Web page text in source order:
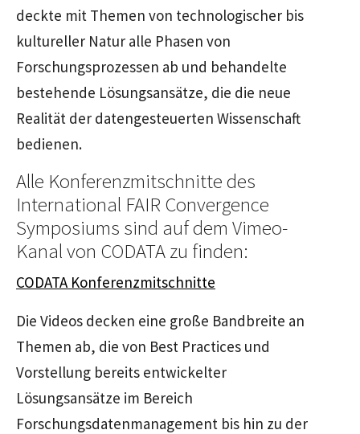
deckte mit Themen von technologischer bis
kultureller Natur alle Phasen von
Forschungsprozessen ab und behandelte
bestehende Lösungsansätze, die die neue
Realität der datengesteuerten Wissenschaft
bedienen.
Alle Konferenzmitschnitte des
International FAIR Convergence
Symposiums sind auf dem Vimeo-
Kanal von CODATA zu finden:
CODATA Konferenzmitschnitte
Die Videos decken eine große Bandbreite an
Themen ab, die von Best Practices und
Vorstellung bereits entwickelter
Lösungsansätze im Bereich
Forschungsdatenmanagement bis hin zu der